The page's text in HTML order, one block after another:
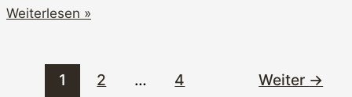
Weiterlesen »
1 2 … 4 Weiter →